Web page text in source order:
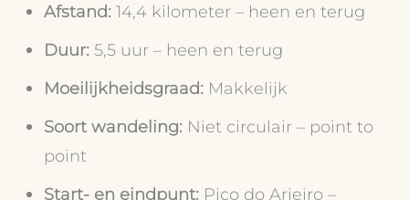
Afstand:14,4 kilometer – heen en terug
Duur:5,5 uur – heen en terug
Moeilijkheidsgraad: Makkelijk
Soort wandeling: Niet circulair – point to
point
Start- en eindpunt: Pico do Arieiro –